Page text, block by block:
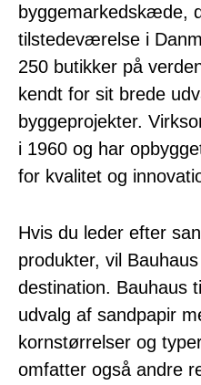
byggemarkedskæde,
tilstedeværelse i
250 butikker på
kendt for sit brede
byggeprojekter.
i 1960 og har
for kvalitet og
Hvis du leder efter
produkter, vil
destination. Bauhaus
udvalg af sandpapir
kornstørrelser og
omfatter også andre